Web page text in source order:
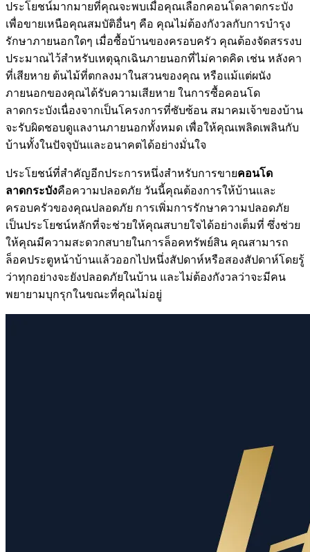
ประโยชน์มากมายที่คุณจะพบเมื่อคุณเลือกคอนโดลาดกระบัง
เพื่อขายเหนือคุณสมบัติอื่นๆ คือ คุณไม่ต้องกังวลกับการบำรุง
รักษาภายนอกใดๆ เมื่อซื้อบ้านของครอบครัว คุณต้องจัดสรรงบ
ประมาณไว้สำหรับเหตุฉุกเฉินภายนอกที่ไม่คาดคิด เช่น หลังคา
ที่เสียหาย ต้นไม้ที่ตกลงมาในสวนของคุณ หรือแม้แต่ผนัง
ภายนอกของคุณได้รับความเสียหาย ในการซื้อคอนโด
ลาดกระบังเนื่องจากเป็นโครงการที่ซับซ้อน สมาคมเจ้าของบ้าน
จะรับผิดชอบดูแลงานภายนอกทั้งหมด เพื่อให้คุณเพลิดเพลินกับ
บ้านทั้งในปัจจุบันและอนาคตได้อย่างมั่นใจ
ประโยชน์ที่สำคัญอีกประการหนึ่งสำหรับการขายคอนโด
ลาดกระบังคือความปลอดภัย วันนี้คุณต้องการให้บ้านและ
ครอบครัวของคุณปลอดภัย การเพิ่มการรักษาความปลอดภัย
เป็นประโยชน์หลักที่จะช่วยให้คุณสบายใจได้อย่างเต็มที่ ซึ่งช่วย
ให้คุณมีความสะดวกสบายในการล็อคทรัพย์สิน คุณสามารถ
ล็อคประตูหน้าบ้านแล้วออกไปหนึ่งสัปดาห์หรือสองสัปดาห์โดยรู้
ว่าทุกอย่างจะยังปลอดภัยในบ้าน และไม่ต้องกังวลว่าจะมีคน
พยายามบุกรุกในขณะที่คุณไม่อยู่